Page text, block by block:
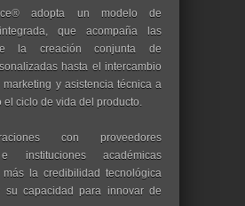
adopta un modelo de
que acompaña las
la creación conjunta de
hasta el intercambio
y asistencia técnica a
el ciclo de vida del producto.
con proveedores
instituciones académicas
la credibilidad tecnológica
capacidad para innovar de